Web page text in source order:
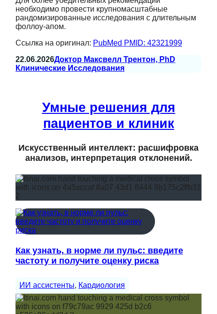
необходимо провести крупномасштабные
рандомизированные исследования с длительным
фоллоу‑апом.
Ссылка на оригинал: PubMed PMID: 42321999
22.06.2026Доктор Максвелл Трентон, PhD
Клинические Исследования
Умные решения для
пациентов и клиник
Искусственный интеллект: расшифровка
анализов, интерпретация отклонений.
Как узнать, в норме ли пульс: введите
частоту и получите оценку риска
ИИ ассистенты, Кардиология